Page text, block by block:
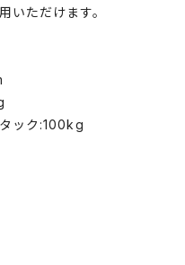
いただけます。
ック:100kg